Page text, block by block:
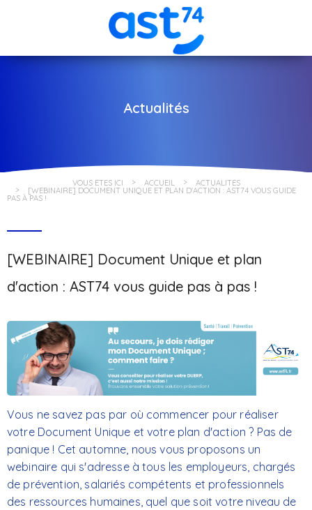
Actualités
VOUS ÊTES ICI ACCUEIL ACTUALITÉS
[WEBINAIRE] DOCUMENT UNIQUE ET PLAN D'ACTION : AST74 VOUS GUIDE
PAS À PAS !
[WEBINAIRE] Document Unique et plan
d'action : AST74 vous guide pas à pas !
Vous ne savez pas par où commencer pour réaliser
votre Document Unique et votre plan d'action ? Pas de
panique ! Cet automne, nous vous proposons un
webinaire qui s'adresse à tous les employeurs, chargés
de prévention, salariés compétents et professionnels
des ressources humaines, quel que soit votre niveau de